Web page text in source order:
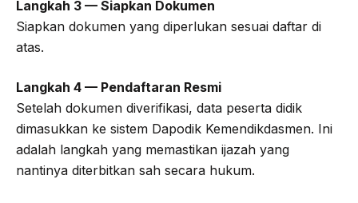
Langkah 3 — Siapkan Dokumen
Siapkan dokumen yang diperlukan sesuai daftar di
atas.
Langkah 4 — Pendaftaran Resmi
Setelah dokumen diverifikasi, data peserta didik
dimasukkan ke sistem Dapodik Kemendikdasmen. Ini
adalah langkah yang memastikan ijazah yang
nantinya diterbitkan sah secara hukum.